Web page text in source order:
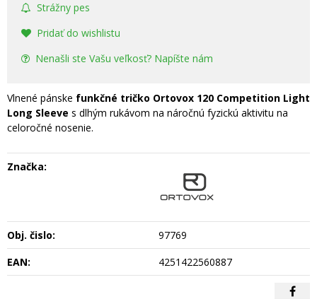
Strážny pes
Pridať do wishlistu
Nenašli ste Vašu veľkosť? Napíšte nám
Vlnené pánske funkčné tričko Ortovox 120 Competition Light
Long Sleeve s dlhým rukávom na náročnú fyzickú aktivitu na
celoročné nosenie.
Značka:
Obj. čislo:
97769
EAN:
4251422560887